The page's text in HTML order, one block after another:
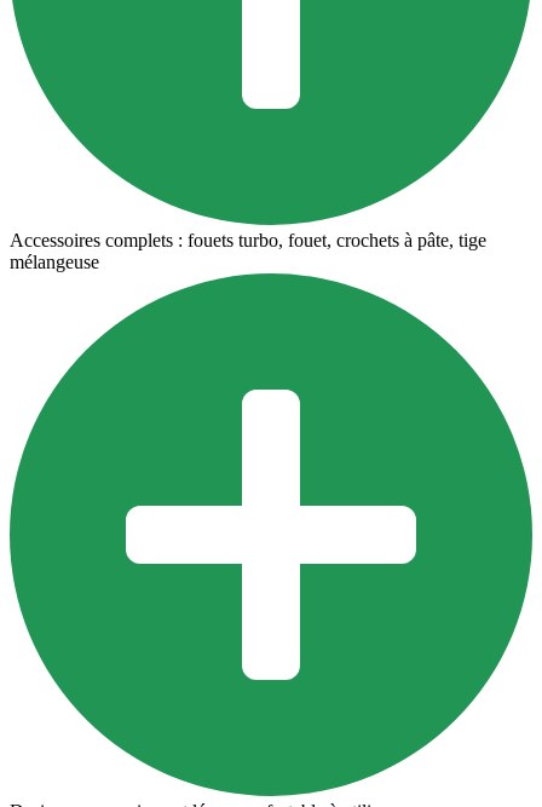
Accessoires complets : fouets turbo, fouet, crochets à pâte, tige
mélangeuse